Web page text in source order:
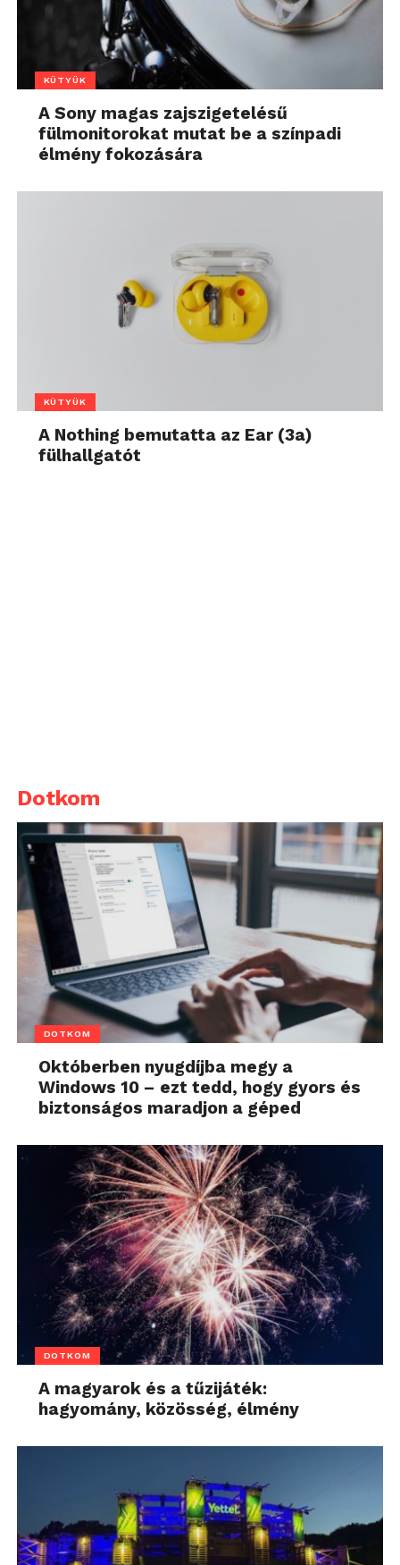
KÜTYÜK
A Sony magas zajszigetelésű
fülmonitorokat mutat be a színpadi
élmény fokozására
KÜTYÜK
A Nothing bemutatta az Ear (3a)
fülhallgatót
Dotkom
DOTKOM
Októberben nyugdíjba megy a
Windows 10 – ezt tedd, hogy gyors és
biztonságos maradjon a géped
DOTKOM
A magyarok és a tűzijáték:
hagyomány, közösség, élmény